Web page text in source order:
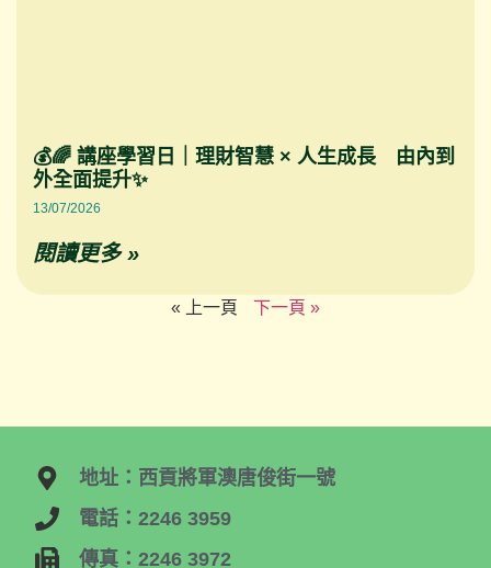
💰🌈 講座學習日｜理財智慧 × 人生成長 由內到
外全面提升✨
13/07/2026
閱讀更多 »
« 上一頁 下一頁 »
地址：西貢將軍澳唐俊街一號
電話：2246 3959
傳真：2246 3972